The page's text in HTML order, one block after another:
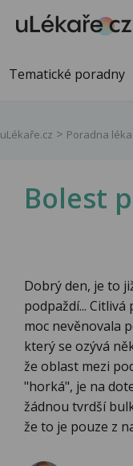
Tematické poradny
uLékaře.cz Poradna
Bolest
Dobrý den, je to
podpaždí...
moc nevěnovala
který se ozývá
že oblast mezi
"horká", je na
žádnou tvrdší
že to je pouze z